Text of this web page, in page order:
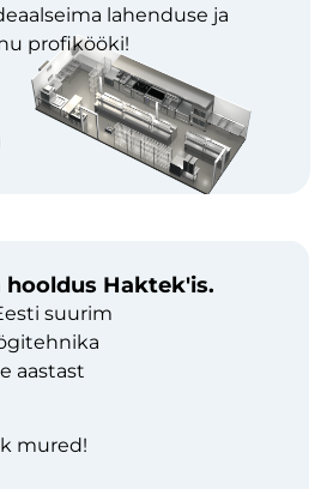
lahenduse ja
profikööki!
Haktek'is.
suurim
aastast
mured!